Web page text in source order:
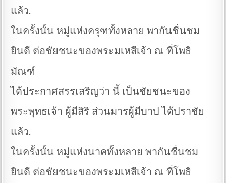
แล้ว.
ในครั้งนั้น หมู่แห่งครุฑทั้งหลาย พากันชื่นชม
ยินดี ต่อชัยชนะของพระมเหสีเจ้า ณ ที่โพธิ
มัณฑ์
ได้ประกาศสรรเสริญว่า นี้ เป็นชัยชนะของ
พระพุทธเจ้า ผู้มีสิริ ส่วนมารผู้มีบาป ได้ปราชัย
แล้ว.
ในครั้งนั้น หมู่แห่งนาคทั้งหลาย พากันชื่นชม
ยินดี ต่อชัยชนะของพระมเหสีเจ้า ณ ที่โพธิ